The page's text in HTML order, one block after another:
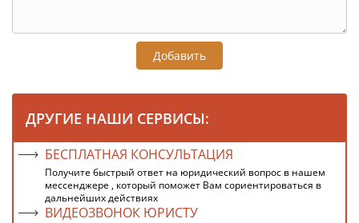
Добавить
ДРУГИЕ НАШИ СЕРВИСЫ:
БЕСПЛАТНАЯ КОНСУЛЬТАЦИЯ
Получите быстрый ответ на юридический вопрос в нашем
мессенджере , который поможет Вам сориентироваться в
дальнейших действиях
ВИДЕОЗВОНОК ЮРИСТУ